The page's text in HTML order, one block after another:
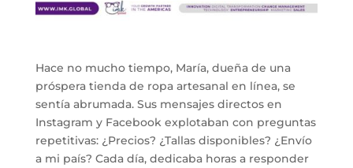
Hace no mucho tiempo, María, dueña de una
próspera tienda de ropa artesanal en línea, se
sentía abrumada. Sus mensajes directos en
Instagram y Facebook explotaban con preguntas
repetitivas: ¿Precios? ¿Tallas disponibles? ¿Envío
a mi país? Cada día, dedicaba horas a responder